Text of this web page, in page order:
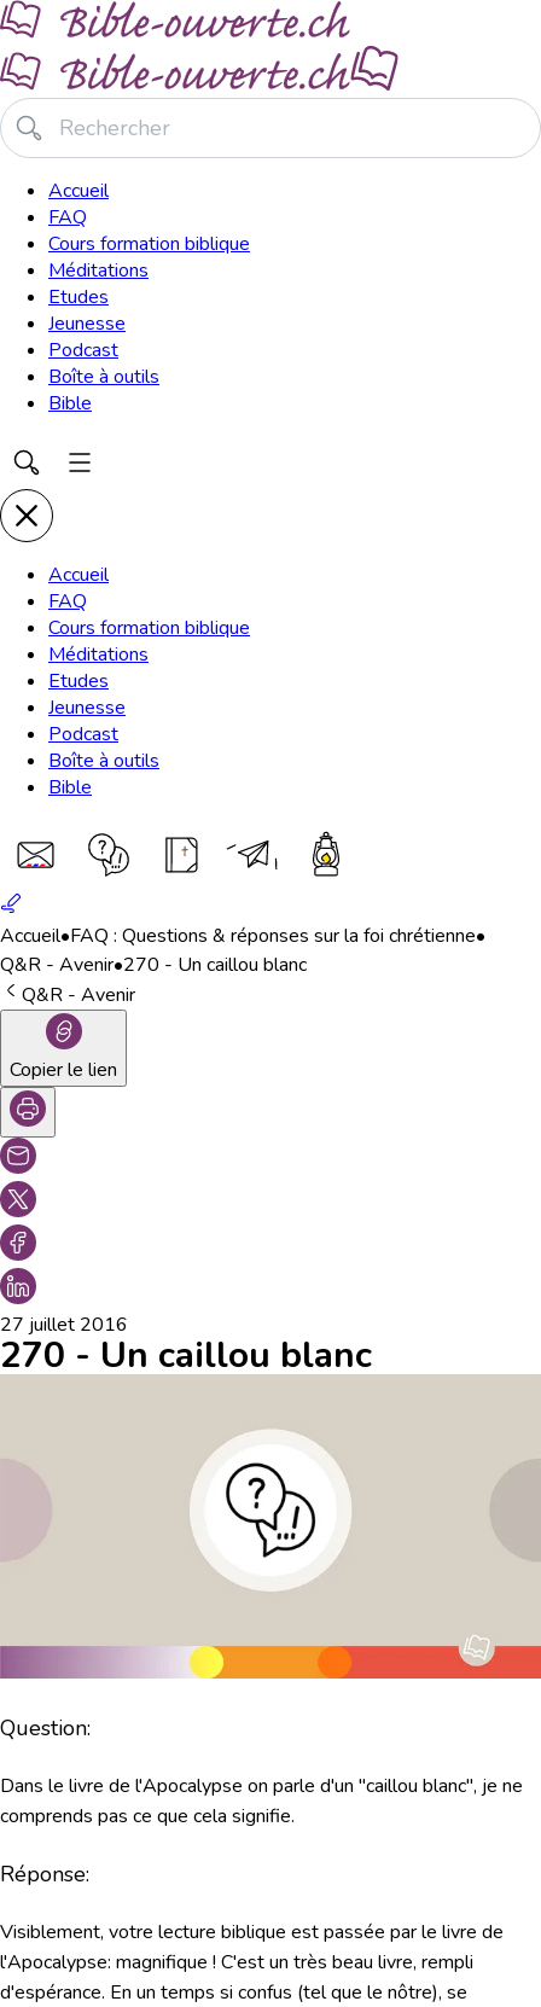
Accueil
FAQ
Cours formation biblique
Méditations
Etudes
Jeunesse
Podcast
Boîte à outils
Bible
Accueil
FAQ
Cours formation biblique
Méditations
Etudes
Jeunesse
Podcast
Boîte à outils
Bible
Accueil•FAQ : Questions & réponses sur la foi chrétienne•
Q&R - Avenir•270 - Un caillou blanc
Q&R - Avenir
Copier le lien
27 juillet 2016
270 - Un caillou blanc
Question:
Dans le livre de l'Apocalypse on parle d'un "caillou blanc", je ne
comprends pas ce que cela signifie.
Réponse:
Visiblement, votre lecture biblique est passée par le livre de
l'Apocalypse: magnifique ! C'est un très beau livre, rempli
d'espérance. En un temps si confus (tel que le nôtre), se